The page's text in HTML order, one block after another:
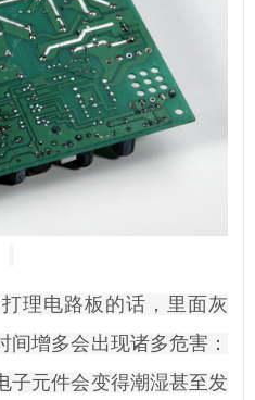
理电路板的话，里面灰
增多会出现诸多危害：
子元件会变得潮湿甚至发